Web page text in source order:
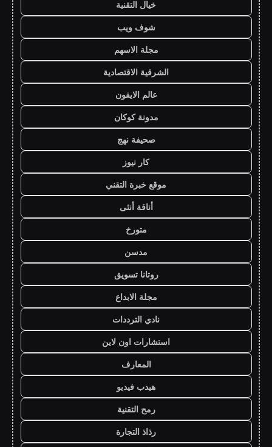
خيال التقنية
شوف ويب
مجلة الاسهم
الشرقية الاقتصادية
عالم الايفون
مدونة كوكان
صحيفة نهج
كار نيوز
موقع خبرة التقني
أناقة أنثى
متورخ
مدسن
روتانا تسويق
مجلة الابداع
نادي الترددات
استشارات اون لاين
المعارف
هيدب فيديو
رمح التقنية
رذاذ التجارة